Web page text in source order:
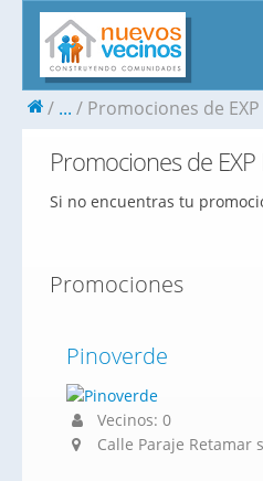
... Promociones de EXP
Promociones de EXP
Si no encuentras tu
Promociones
Pinoverde
Vecinos: 0
Calle Paraje Retamar